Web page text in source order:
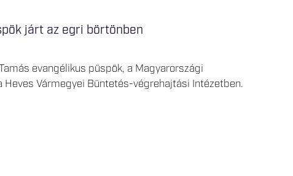
járt az egri börtönben
evangélikus püspök, a Magyarországi
Heves Vármegyei Büntetés-végrehajtási Intézetben.